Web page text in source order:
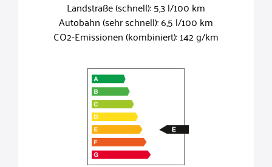
Landstraße (schnell): 5,3 l/100 km
Autobahn (sehr schnell): 6,5 l/100 km
CO2-Emissionen (kombiniert): 142 g/km